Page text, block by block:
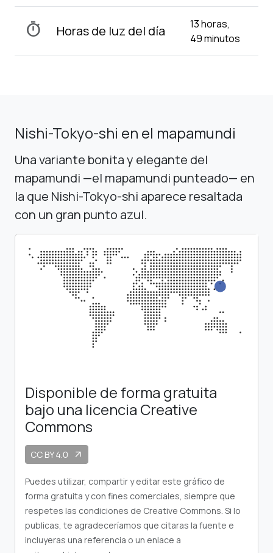
timer Horas de luz del día
13 horas,
49 minutos
Nishi-Tokyo-shi en el mapamundi
Una variante bonita y elegante del
mapamundi —el mapamundi punteado— en
la que Nishi-Tokyo-shi aparece resaltada
con un gran punto azul.
Disponible de forma gratuita
bajo una licencia Creative
Commons
CC BY 4.0 arrow_outward
Puedes utilizar, compartir y editar este gráfico de
forma gratuita y con fines comerciales, siempre que
respetes las condiciones de Creative Commons. Si lo
publicas, te agradeceríamos que citaras la fuente e
incluyeras una referencia o un enlace a